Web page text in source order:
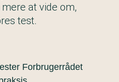
at vide om,
test.
Forbrugerrådet